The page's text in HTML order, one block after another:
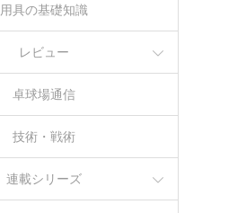
用具の基礎知識
レビュー
卓球場通信
技術・戦術
連載シリーズ